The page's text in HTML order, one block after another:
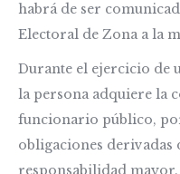
habrá de ser
Electoral de Zona a la
Durante el ejercicio de
la persona adquiere la
funcionario público,
obligaciones
responsabilidad mayor.